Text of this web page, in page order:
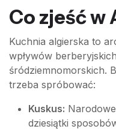
Co zjeść w
Kuchnia algierska to
wpływów
śródziemnomorskich.
trzeba spróbować:
Kuskus:
dziesiątki